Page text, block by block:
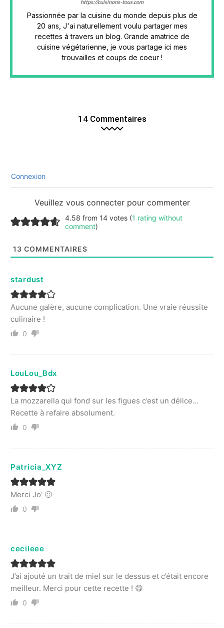
https://cuisinons-tous.com
Passionnée par la cuisine du monde depuis plus de
20 ans, J'ai naturellement voulu partager mes
recettes à travers un blog. Grande amatrice de
cuisine végétarienne, je vous partage ici mes
trouvailles et coups de coeur !
14 Commentaires
Connexion
Veuillez vous connecter pour commenter
4.58 from 14 votes (1 rating without
comment)
13 COMMENTAIRES
stardust
Aucune galère, aucune complication. Une vraie réussite
culinaire !
0
LouLou_Bdx
La mozzarella qui fond sur les figues c’est un délice…
Recette à refaire absolument.
0
Patricia_XYZ
Merci Jo’ 🙂
0
cecileee
J’ai ajouté un trait de miel sur le dessus et c’était encore
meilleur. Merci pour cette recette ! 😋
0